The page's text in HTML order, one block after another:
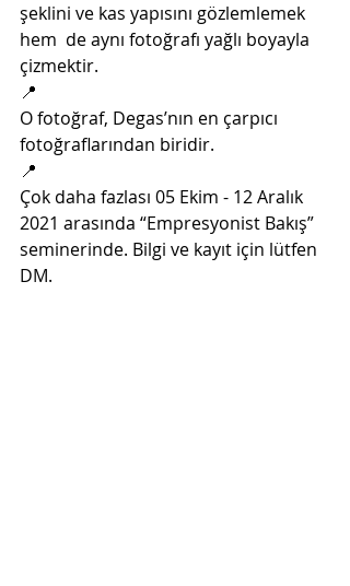
şeklini ve kas yapısını gözlemlemek
hem  de aynı fotoğrafı yağlı boyayla
çizmektir.
📍
O fotoğraf, Degas’nın en çarpıcı
fotoğraflarından biridir.
📍
Çok daha fazlası 05 Ekim - 12 Aralık
2021 arasında “Empresyonist Bakış”
seminerinde. Bilgi ve kayıt için lütfen
DM.